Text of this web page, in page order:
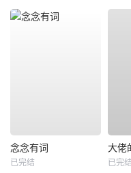
念念有词
已完结
大佬
已完结